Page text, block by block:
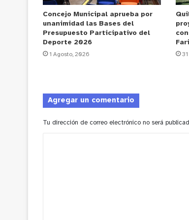
Concejo Municipal aprueba por
unanimidad las Bases del
Presupuesto Participativo del
Deporte 2026
1 Agosto, 2026
Agregar un comentario
Tu dirección de correo electrónico no será